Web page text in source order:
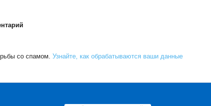
со спамом. Узнайте, как обрабатываются ваши данные